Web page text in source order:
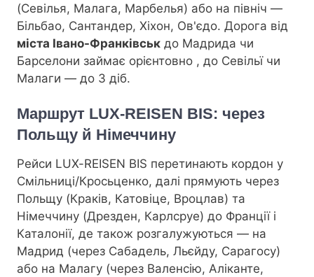
(Севілья, Малага, Марбелья) або на північ —
Більбао, Сантандер, Хіхон, Ов'єдо. Дорога від
міста Івано-Франківськ до Мадрида чи
Барселони займає орієнтовно , до Севільї чи
Малаги — до 3 діб.
Маршрут LUX-REISEN BIS: через
Польщу й Німеччину
Рейси LUX-REISEN BIS перетинають кордон у
Смільниці/Кросьценко, далі прямують через
Польщу (Краків, Катовіце, Вроцлав) та
Німеччину (Дрезден, Карлсруе) до Франції і
Каталонії, де також розгалужуються — на
Мадрид (через Сабадель, Льєйду, Сарагосу)
або на Малагу (через Валенсію, Аліканте,